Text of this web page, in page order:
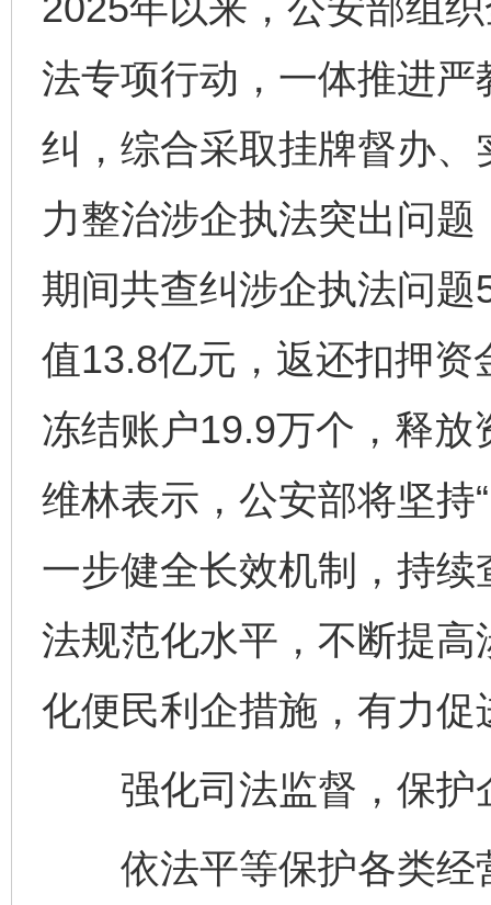
法专项行动，一体推进
纠，综合采取挂牌督办
力整治涉企执法突出问
期间共查纠涉企执法问
值13.8亿元，返还扣押
冻结账户19.9万个，释
维林表示，公安部将坚持
一步健全长效机制，持
法规范化水平，不断提
化便民利企措施，有力
强化司法监督，保护
依法平等保护各类经